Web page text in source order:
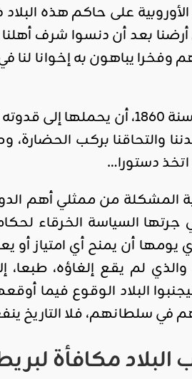
أرضنا بعد أن دنسوا شرف
يباهون به إخوانا لنا
ولا مثلت » مسودة الدستور » التي لم يستح
والتحاقنا بركب
اتخذ دستورا…
من ممثلي أهم الدول
المالية التي جرتها السياسة
يومها أن يمنح أي امتياز
البلاد الوقوع فيما
في سلطانهم، فلا التاريخ
مكافأة